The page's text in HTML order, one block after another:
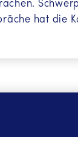
hat die